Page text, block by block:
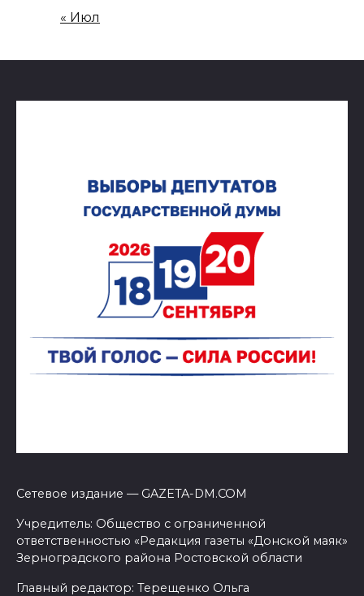
« Июл
Сетевое издание — GAZETA-DM.COM
Учредитель: Общество с ограниченной
ответственностью «Редакция газеты «Донской маяк»
Зерноградского района Ростовской области
Главный редактор: Терещенко Ольга